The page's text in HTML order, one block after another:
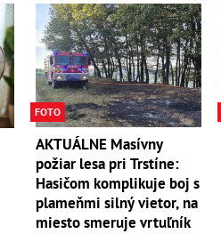
FOTO
AKTUÁLNE Masívny
požiar lesa pri Trstíne:
Hasičom komplikuje boj s
plameňmi silný vietor, na
miesto smeruje vrtuľník